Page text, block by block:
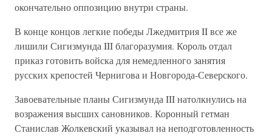
окончательно оппозицию внутри страны.
В конце концов легкие победы Лжедмитрия II все же
лишили Сигизмунда III благоразумия. Король отдал
приказ готовить войска для немедленного занятия
русских крепостей Чернигова и Новгорода-Северского.
Завоевательные планы Сигизмунда III натолкнулись на
возражения высших сановников. Коронный гетман
Станислав Жолкевский указывал на неподготовленность